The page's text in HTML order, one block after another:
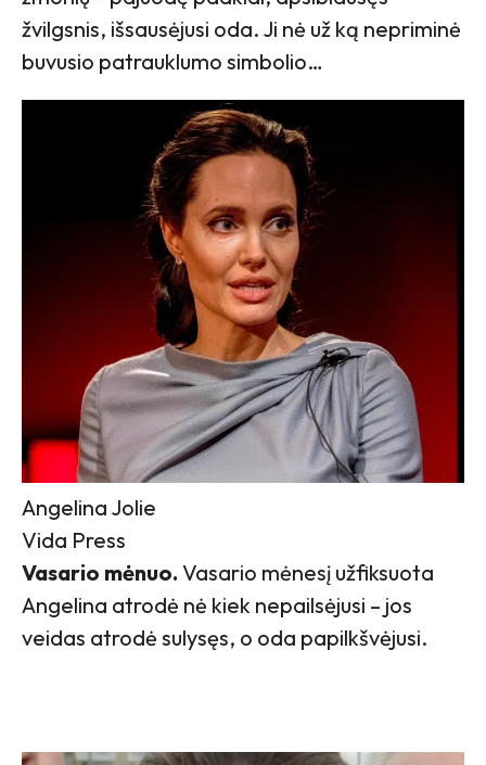
žvilgsnis, išsausėjusi oda. Ji nė už ką nepriminė
buvusio patrauklumo simbolio…
Angelina Jolie
Vida Press
Vasario mėnuo. Vasario mėnesį užfiksuota
Angelina atrodė nė kiek nepailsėjusi – jos
veidas atrodė sulysęs, o oda papilkšvėjusi.